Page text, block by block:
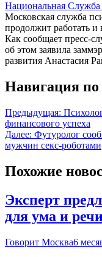
Национальная Служба
Московская служба
продолжит работать и
Как сообщает пресс-
об этом заявила
развития Анастасия
Навигация по
Предыдущая:
финансового успеха
Далее: Футуролог
мужчин секс-роботами
Похожие
Эксперт
для ума и
Говорит Москва6